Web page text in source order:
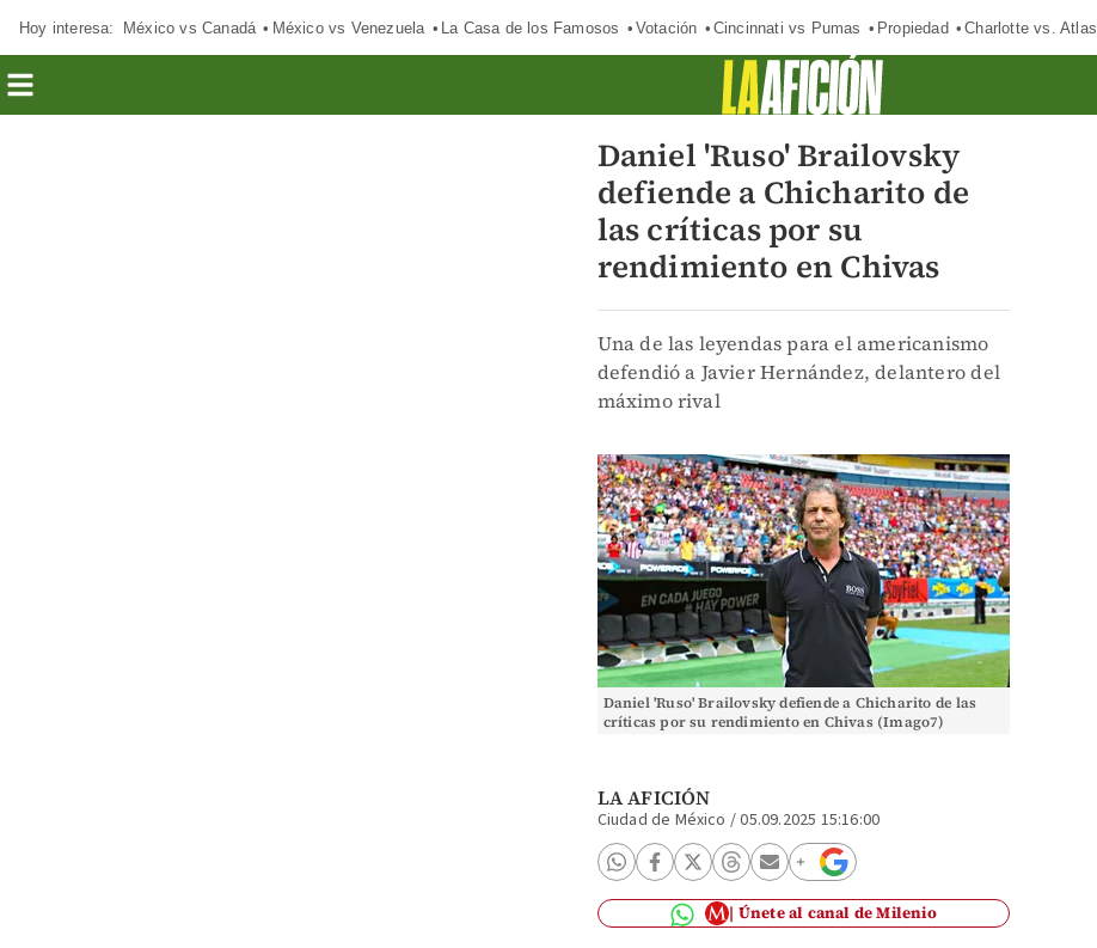
Hoy interesa: México vs Canadá México vs Venezuela La Casa de los Famosos Votación Cincinnati vs Pumas Propiedad Charlotte vs. Atlas
Daniel 'Ruso' Brailovsky
defiende a Chicharito de
las críticas por su
rendimiento en Chivas
Una de las leyendas para el americanismo
defendió a Javier Hernández, delantero del
máximo rival
Daniel 'Ruso' Brailovsky defiende a Chicharito de las
críticas por su rendimiento en Chivas (Imago7)
LA AFICIÓN
Ciudad de México /05.09.2025 15:16:00
Únete al canal de Milenio